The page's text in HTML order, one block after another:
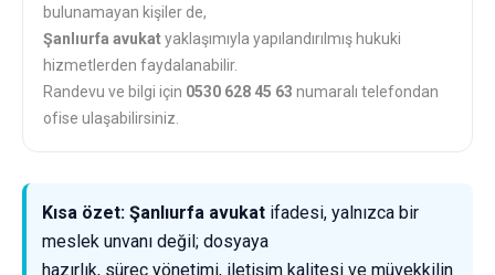
bulunamayan kişiler de,
Şanlıurfa avukatyaklaşımıyla yapılandırılmış hukuki
hizmetlerden faydalanabilir.
Randevu ve bilgi için 0530 628 45 63 numaralı telefondan
ofise ulaşabilirsiniz.
Kısa özet: Şanlıurfa avukat ifadesi, yalnızca bir
meslek unvanı değil; dosyaya
hazırlık, süreç yönetimi, iletişim kalitesi ve müvekkilin